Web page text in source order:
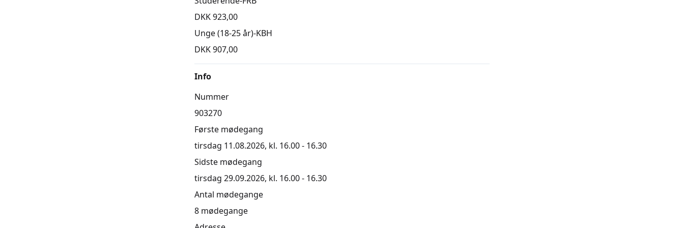
DKK 923,00
Unge (18-25 år)-KBH
DKK 907,00
Info
Nummer
903270
Første mødegang
tirsdag 11.08.2026, kl. 16.00 - 16.30
Sidste mødegang
tirsdag 29.09.2026, kl. 16.00 - 16.30
Antal mødegange
8 mødegange